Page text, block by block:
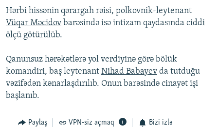
KARIKATURA
İSLAM VƏ DEMOKRATIYA
İZ - MƏDƏNIYYƏT PROQRAMI
PEŞƏ ETIKASI VƏ JURNALISTIKA STANDARTLARIMIZ
MATERIALLARIMIZDAN ISTIFADƏ
AZADLIQRADIOSU MOBIL TELEFONUNUZDA
BIZIMLƏ ƏLAQƏ
XƏBƏR BÜLLETENLƏRIMIZ
RFE/RL-in bütün saytları
Hərbi hissənin qərargah rəisi, polkovnik-leytenant
Vüqar Məcidov barəsində isə intizam qaydasında ciddi
ölçü götürülüb.
Qanunsuz hərəkətlərə yol verdiyinə görə bölük
komandiri, baş leytenant Nihad Babayev da tutduğu
vəzifədən kənarlaşdırılıb. Onun barəsində cinayət işi
başlanıb.
Paylaş VPN-siz açmaq Bizi izlə